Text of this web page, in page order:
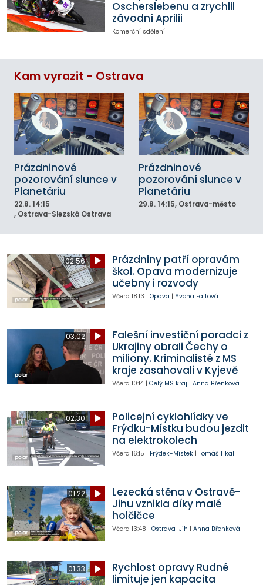
Oscherslebenu a zrychlil
závodní Aprilii
Komerční sdělení
Kam vyrazit - Ostrava
Prázdninové
pozorování slunce v
Planetáriu
22.8. 14:15
, Ostrava-Slezská Ostrava
Prázdninové
pozorování slunce v
Planetáriu
29.8. 14:15, Ostrava-město
02:56
Prázdniny patří opravám
škol. Opava modernizuje
učebny i rozvody
Včera 18:13 | Opava | Yvona Fajtová
03:02
Falešní investiční poradci z
Ukrajiny obrali Čechy o
miliony. Kriminalisté z MS
kraje zasahovali v Kyjevě
Včera 10:14| Celý MS kraj | Anna Břenková
02:30
Policejní cyklohlídky ve
Frýdku-Místku budou jezdit
na elektrokolech
Včera 16:15 | Frýdek-Místek| Tomáš Tikal
01:22
Lezecká stěna v Ostravě-
Jihu vznikla díky malé
holčičce
Včera 13:48 | Ostrava-Jih | Anna Břenková
01:33
Rychlost opravy Rudné
limituje jen kapacita